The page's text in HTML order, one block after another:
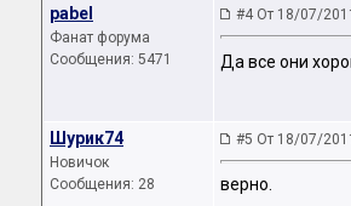
pabel
Фанат форума
Сообщения: 5471
#4 От 18/07/
Да все они
Шурик74
Новичок
Сообщения: 28
#5 От 18/07/
верно.